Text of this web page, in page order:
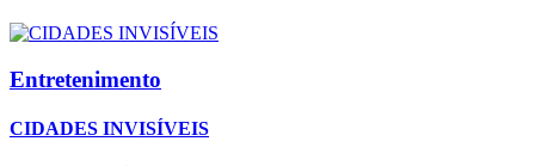
Entretenimento
CIDADES INVISÍVEIS